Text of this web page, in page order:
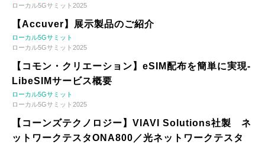
ローカル5Gサミット2025
【Accuver】展示製品のご紹介
ローカル5Gサミット
ローカル5Gサミット2025
【コモン・クリエーション】eSIM配布を簡単に実現-
LibeSIMサービス概要
ローカル5Gサミット
ローカル5Gサミット2025
【コーンズテクノロジー】VIAVI Solutions社製 ネ
ットワークテスタONA800／光ネットワークテスタ